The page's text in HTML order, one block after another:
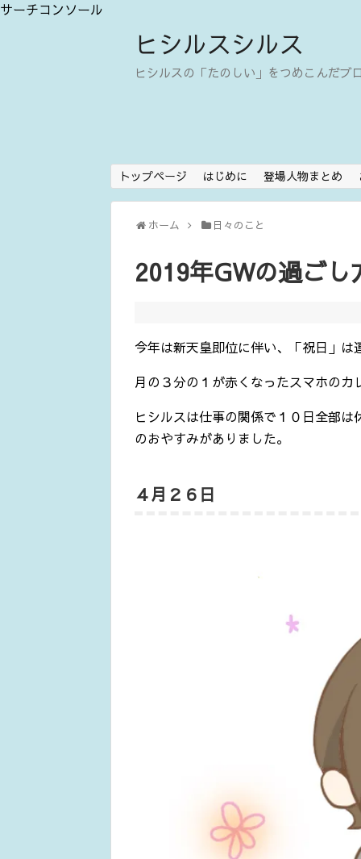
サーチコンソール
ヒシルスシルス
ヒシルスの「たのしい」をつめこんだブ
トップページ はじめに 登場人物まとめ
ホーム 日々のこと
2019年GWの過ごし
今年は新天皇即位に伴い、「祝日」は
月の３分の１が赤くなったスマホの
ヒシルスは仕事の関係で１０日全部
のおやすみがありました。
４月２６日